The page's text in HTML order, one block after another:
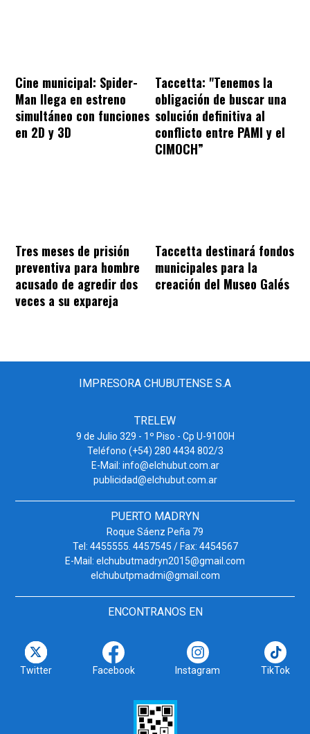
Cine municipal: Spider-
Man llega en estreno
simultáneo con funciones
en 2D y 3D
Taccetta: "Tenemos la
obligación de buscar una
solución definitiva al
conflicto entre PAMI y el
CIMOCH”
Tres meses de prisión
preventiva para hombre
acusado de agredir dos
veces a su expareja
Taccetta destinará fondos
municipales para la
creación del Museo Galés
IMPRESORA CHUBUTENSE S.A
TRELEW
9 de Julio 329 - 1º Piso - Cp U-9100H
Teléfono (+54) 280 4434 802/3
E-Mail: info@elchubut.com.ar
publicidad@elchubut.com.ar
PUERTO MADRYN
Roque Sáenz Peña 79
Tel: 4455555. 4457545 / Fax: 4454567
E-Mail: elchubutmadryn2015@gmail.com
elchubutpmadmi@gmail.com
ENCONTRANOS EN
Twitter Facebook Instagram TikTok